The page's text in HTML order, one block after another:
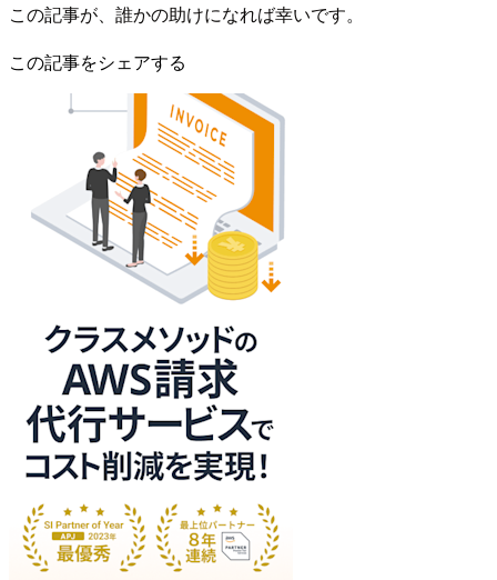
この記事が、誰かの助けになれば幸いです。
この記事をシェアする